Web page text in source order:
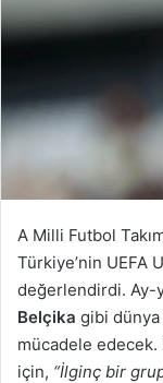
A Milli Futbol
Türkiye’nin UEFA
değerlendirdi. Ay-
Belçika gibi
mücadele
için, “İlginç bir